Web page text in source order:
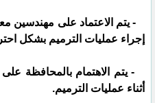
- يتم الاعتماد على مهندسين
إجراء عمليات الترميم بشكل
- يتم الاهتمام بالمحافظة على
أثناء عمليات الترميم.